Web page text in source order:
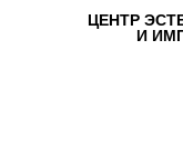
ЦЕНТР
И